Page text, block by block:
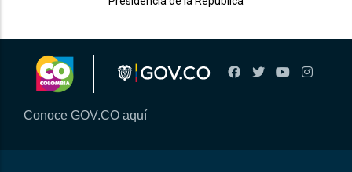
Conoce GOV.CO aquí